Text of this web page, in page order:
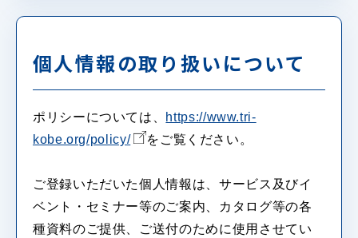
個人情報の取り扱いについて
ポリシーについては、 https://www.tri-
kobe.org/policy/
をご覧ください。
ご登録いただいた個人情報は、サービス及びイ
ベント・セミナー等のご案内、カタログ等の各
種資料のご提供、ご送付のために使用させてい